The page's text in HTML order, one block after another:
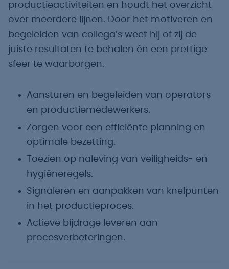
productieactiviteiten en houdt het overzicht
over meerdere lijnen. Door het motiveren en
begeleiden van collega’s weet hij of zij de
juiste resultaten te behalen én een prettige
sfeer te waarborgen.
Aansturen en begeleiden van operators
en productiemedewerkers.
Zorgen voor een efficiënte planning en
optimale bezetting.
Toezien op naleving van veiligheids- en
hygiëneregels.
Signaleren en aanpakken van knelpunten
in het productieproces.
Actieve bijdrage leveren aan
procesverbeteringen.